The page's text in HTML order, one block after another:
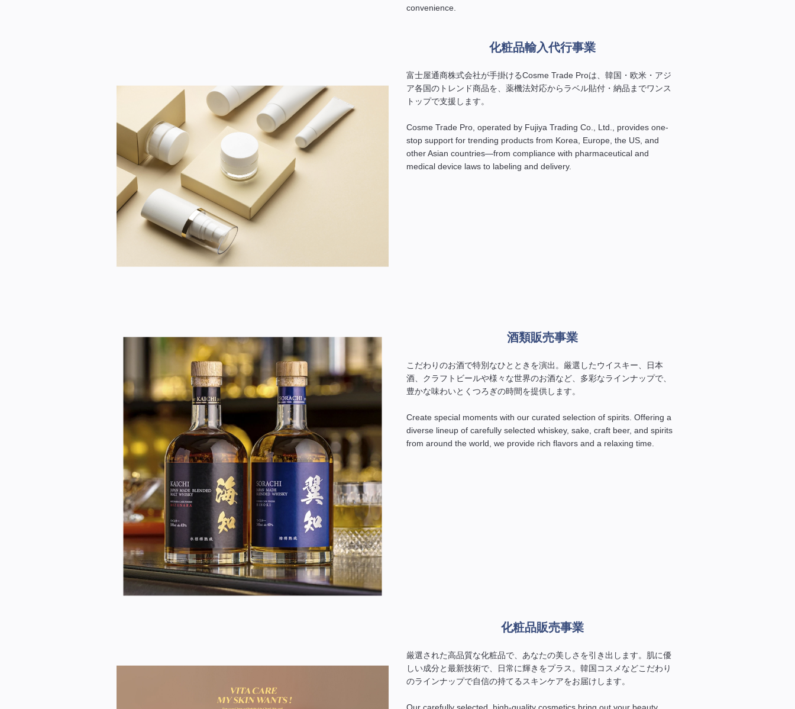
convenience.
化粧品輸入代行事業
富士屋通商株式会社が手掛けるCosme Trade Proは、韓国・欧米・アジ
ア各国のトレンド商品を、薬機法対応からラベル貼付・納品までワンス
トップで支援します。
Cosme Trade Pro, operated by Fujiya Trading Co., Ltd., provides one-
stop support for trending products from Korea, Europe, the US, and
other Asian countries—from compliance with pharmaceutical and
medical device laws to labeling and delivery.
酒類販売事業
こだわりのお酒で特別なひとときを演出。厳選したウイスキー、日本
酒、クラフトビールや様々な世界のお酒など、多彩なラインナップで、
豊かな味わいとくつろぎの時間を提供します。
Create special moments with our curated selection of spirits. Offering a
diverse lineup of carefully selected whiskey, sake, craft beer, and spirits
from around the world, we provide rich flavors and a relaxing time.
化粧品販売事業
厳選された高品質な化粧品で、あなたの美しさを引き出します。肌に優
しい成分と最新技術で、日常に輝きをプラス。韓国コスメなどこだわり
のラインナップで自信の持てるスキンケアをお届けします。
Our carefully selected, high-quality cosmetics bring out your beauty.